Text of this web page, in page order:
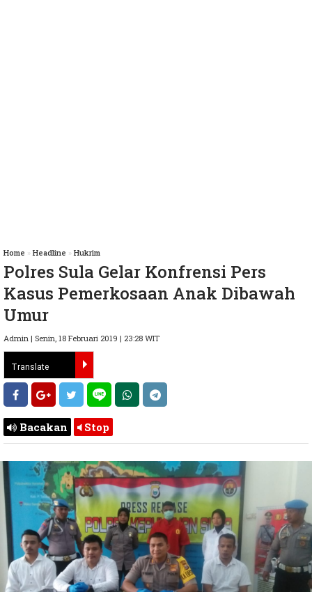
Home » Headline » Hukrim
Polres Sula Gelar Konfrensi Pers
Kasus Pemerkosaan Anak Dibawah
Umur
Admin | Senin, 18 Februari 2019 | 23:28 WIT
Bacakan Stop